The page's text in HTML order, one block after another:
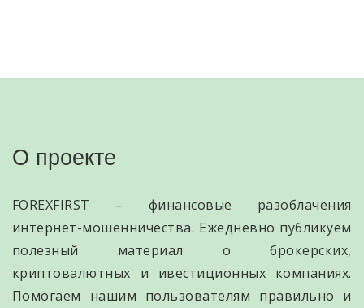
О проекте
FOREXFIRST – финансовые разоблачения
интернет-мошенничества. Ежедневно публикуем
полезный материал о брокерских,
криптовалютных и ивестиционных компаниях.
Помогаем нашим пользователям правильно и